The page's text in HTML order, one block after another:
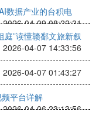
数据产业的台积电
2026-04-09 08:22:31
”读懂赣鄱文旅新叙
2026-04-07 14:33:56
2026-04-07 01:43:27
平台详解
2026-04-06 23:13:56